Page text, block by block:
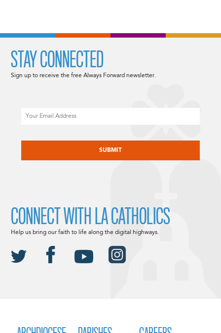
STAY CONNECTED
Sign up to receive the free Always Forward newsletter.
CONNECT WITH LA CATHOLICS
Help us bring our faith to life along the digital highways.